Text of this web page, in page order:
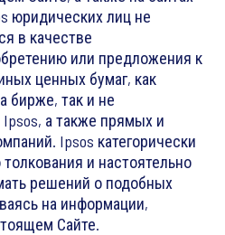
юридических лиц не
в качестве
или предложения к
ценных бумаг, как
бирже, так и не
а также прямых и
Ipsos категорически
и настоятельно
решений о подобных
на информации,
Сайте.